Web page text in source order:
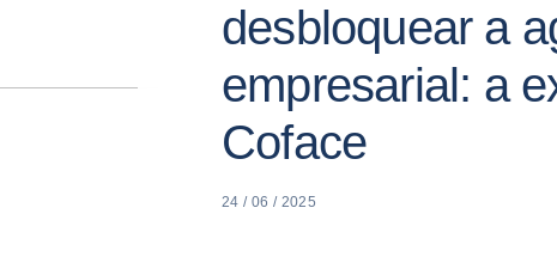
desbloquear a
empresarial: a
Coface
24 / 06 / 2025